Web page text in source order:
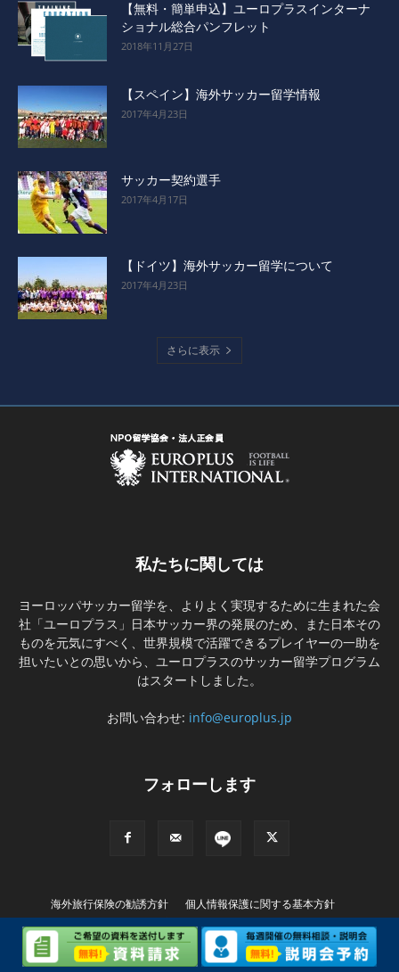
【無料・簡単申込】ユーロプラスインターナ
ショナル総合パンフレット
2018年11月27日
【スペイン】海外サッカー留学情報
2017年4月23日
サッカー契約選手
2017年4月17日
【ドイツ】海外サッカー留学について
2017年4月23日
さらに表示
私たちに関しては
ヨーロッパサッカー留学を、よりよく実現するために生まれた会
社「ユーロプラス」日本サッカー界の発展のため、また日本その
ものを元気にすべく、世界規模で活躍できるプレイヤーの一助を
担いたいとの思いから、ユーロプラスのサッカー留学プログラム
はスタートしました。
お問い合わせ: info@europlus.jp
フォローします
海外旅行保険の勧誘方針
個人情報保護に関する基本方針
特別商取引に基づく表記
© Copyright (C) EUROPLUS INTERNATIONAL Ltd. All rights Reserved..